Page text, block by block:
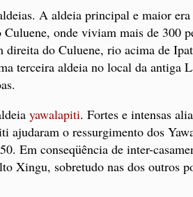
A aldeia principal e maior
onde viviam mais de 300
do Culuene, rio acima de
terceira aldeia no local da antiga
yawalapiti. Fortes e intensas
ajudaram o ressurgimento dos
Em conseqüência de inter-
Xingu, sobretudo nas dos outros